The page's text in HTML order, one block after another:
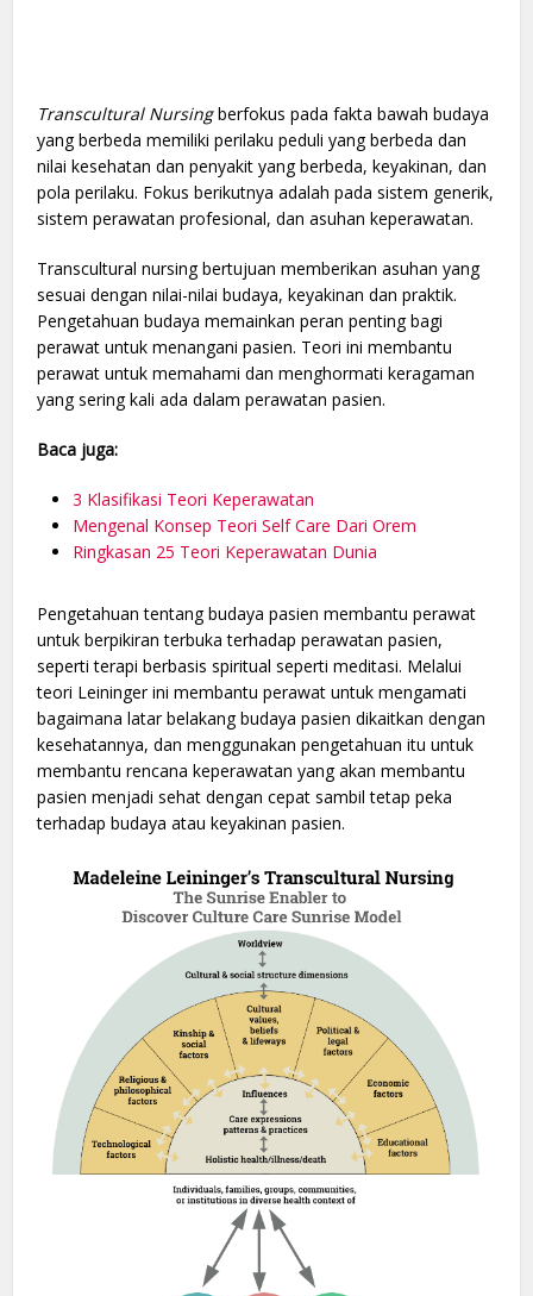
Transcultural Nursingberfokus pada fakta bawah budaya
yang berbeda memiliki perilaku peduli yang berbeda dan
nilai kesehatan dan penyakit yang berbeda, keyakinan, dan
pola perilaku. Fokus berikutnya adalah pada sistem generik,
sistem perawatan profesional, dan asuhan keperawatan.
Transcultural nursing bertujuan memberikan asuhan yang
sesuai dengan nilai-nilai budaya, keyakinan dan praktik.
Pengetahuan budaya memainkan peran penting bagi
perawat untuk menangani pasien. Teori ini membantu
perawat untuk memahami dan menghormati keragaman
yang sering kali ada dalam perawatan pasien.
Baca juga:
3 Klasifikasi Teori Keperawatan
Mengenal Konsep Teori Self Care Dari Orem
Ringkasan 25 Teori Keperawatan Dunia
Pengetahuan tentang budaya pasien membantu perawat
untuk berpikiran terbuka terhadap perawatan pasien,
seperti terapi berbasis spiritual seperti meditasi. Melalui
teori Leininger ini membantu perawat untuk mengamati
bagaimana latar belakang budaya pasien dikaitkan dengan
kesehatannya, dan menggunakan pengetahuan itu untuk
membantu rencana keperawatan yang akan membantu
pasien menjadi sehat dengan cepat sambil tetap peka
terhadap budaya atau keyakinan pasien.